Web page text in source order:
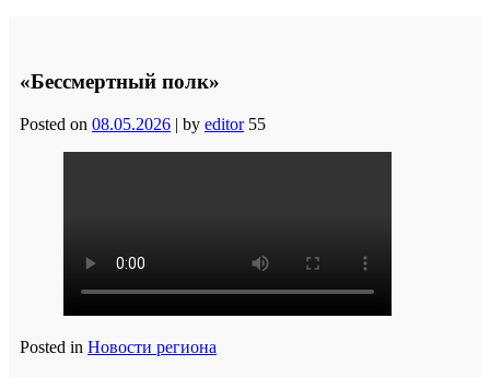
«Бессмертный полк»
Posted on 08.05.2026 | by editor 55
Posted in Новости региона